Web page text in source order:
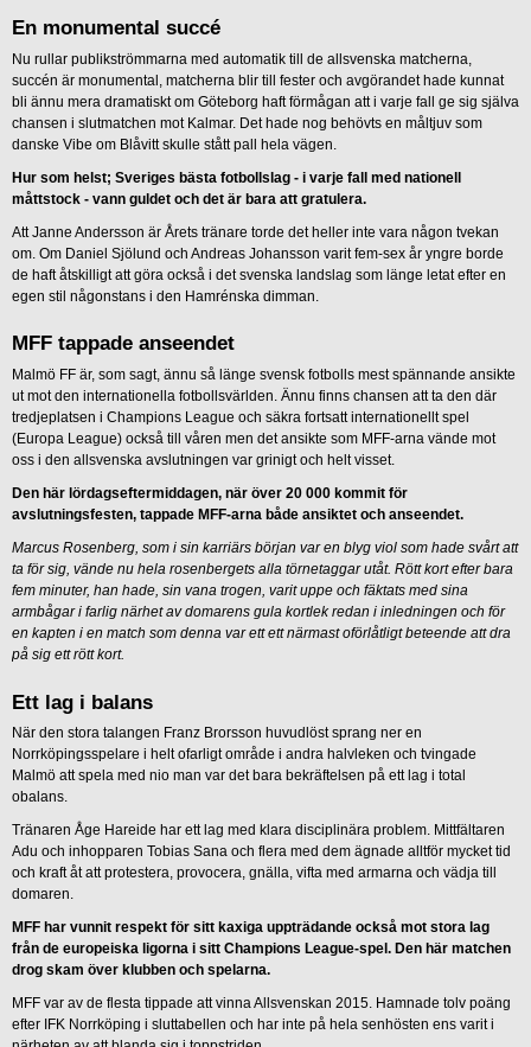
En monumental succé
Nu rullar publikströmmarna med automatik till de allsvenska matcherna,
succén är monumental, matcherna blir till fester och avgörandet hade kunnat
bli ännu mera dramatiskt om Göteborg haft förmågan att i varje fall ge sig själva
chansen i slutmatchen mot Kalmar. Det hade nog behövts en måltjuv som
danske Vibe om Blåvitt skulle stått pall hela vägen.
Hur som helst; Sveriges bästa fotbollslag - i varje fall med nationell
måttstock - vann guldet och det är bara att gratulera.
Att Janne Andersson är Årets tränare torde det heller inte vara någon tvekan
om. Om Daniel Sjölund och Andreas Johansson varit fem-sex år yngre borde
de haft åtskilligt att göra också i det svenska landslag som länge letat efter en
egen stil någonstans i den Hamrénska dimman.
MFF tappade anseendet
Malmö FF är, som sagt, ännu så länge svensk fotbolls mest spännande ansikte
ut mot den internationella fotbollsvärlden. Ännu finns chansen att ta den där
tredjeplatsen i Champions League och säkra fortsatt internationellt spel
(Europa League) också till våren men det ansikte som MFF-arna vände mot
oss i den allsvenska avslutningen var grinigt och helt visset.
Den här lördagseftermiddagen, när över 20 000 kommit för
avslutningsfesten, tappade MFF-arna både ansiktet och anseendet.
Marcus Rosenberg, som i sin karriärs början var en blyg viol som hade svårt att
ta för sig, vände nu hela rosenbergets alla törnetaggar utåt. Rött kort efter bara
fem minuter, han hade, sin vana trogen, varit uppe och fäktats med sina
armbågar i farlig närhet av domarens gula kortlek redan i inledningen och för
en kapten i en match som denna var ett ett närmast oförlåtligt beteende att dra
på sig ett rött kort.
Ett lag i balans
När den stora talangen Franz Brorsson huvudlöst sprang ner en
Norrköpingsspelare i helt ofarligt område i andra halvleken och tvingade
Malmö att spela med nio man var det bara bekräftelsen på ett lag i total
obalans.
Tränaren Åge Hareide har ett lag med klara disciplinära problem. Mittfältaren
Adu och inhopparen Tobias Sana och flera med dem ägnade alltför mycket tid
och kraft åt att protestera, provocera, gnälla, vifta med armarna och vädja till
domaren.
MFF har vunnit respekt för sitt kaxiga uppträdande också mot stora lag
från de europeiska ligorna i sitt Champions League-spel. Den här matchen
drog skam över klubben och spelarna.
MFF var av de flesta tippade att vinna Allsvenskan 2015. Hamnade tolv poäng
efter IFK Norrköping i sluttabellen och har inte på hela senhösten ens varit i